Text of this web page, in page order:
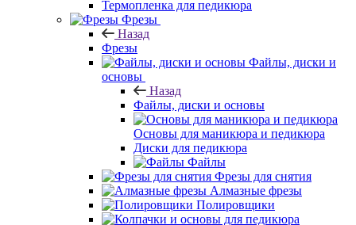
Термопленка для педикюра
Фрезы
Назад
Фрезы
Файлы, диски и
основы
Назад
Файлы, диски и основы
Основы для маникюра и педикюра
Диски для педикюра
Файлы
Фрезы для снятия
Алмазные фрезы
Полировщики